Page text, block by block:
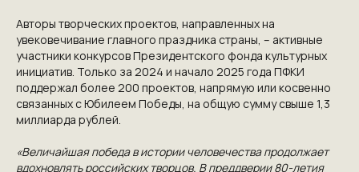
Авторы творческих проектов, направленных на
увековечивание главного праздника страны, – активные
участники конкурсов Президентского фонда культурных
инициатив. Только за 2024 и начало 2025 года ПФКИ
поддержал более 200 проектов, напрямую или косвенно
связанных с Юбилеем Победы, на общую сумму свыше 1,3
миллиарда рублей.
«Величайшая победа в истории человечества продолжает
вдохновлять российских творцов. В преддверии 80-летия